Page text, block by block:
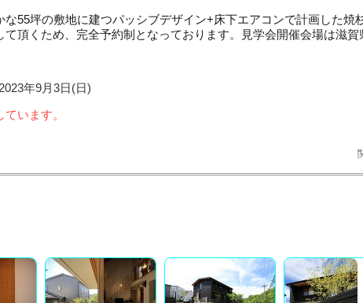
な55坪の敷地に建つパッシブデザイン+床下エアコンで計画した焼
頂くため、完全予約制となっております。見学会開催会場は滋賀
2023年9月3日(日)
います。